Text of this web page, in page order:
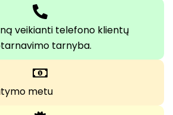
veikianti telefono klientų
tarnyba.
metu